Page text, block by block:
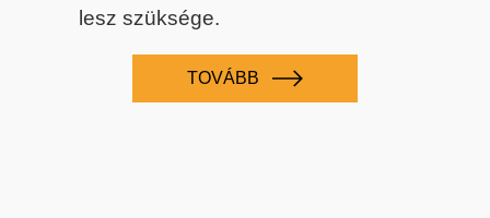
lesz szüksége.
TOVÁBB